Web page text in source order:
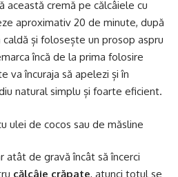
această cremă pe călcâiele cu
aproximativ 20 de minute, după
și folosește un prosop aspru
încă de la prima folosire
va încuraja să apelezi și în
natural simplu și foarte eficient.
ulei de cocos sau de măsline
atât de gravă încât să încerci
călcâie crăpate, atunci totul se